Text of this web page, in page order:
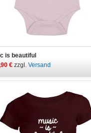
is beautiful
€ zzgl. Versand